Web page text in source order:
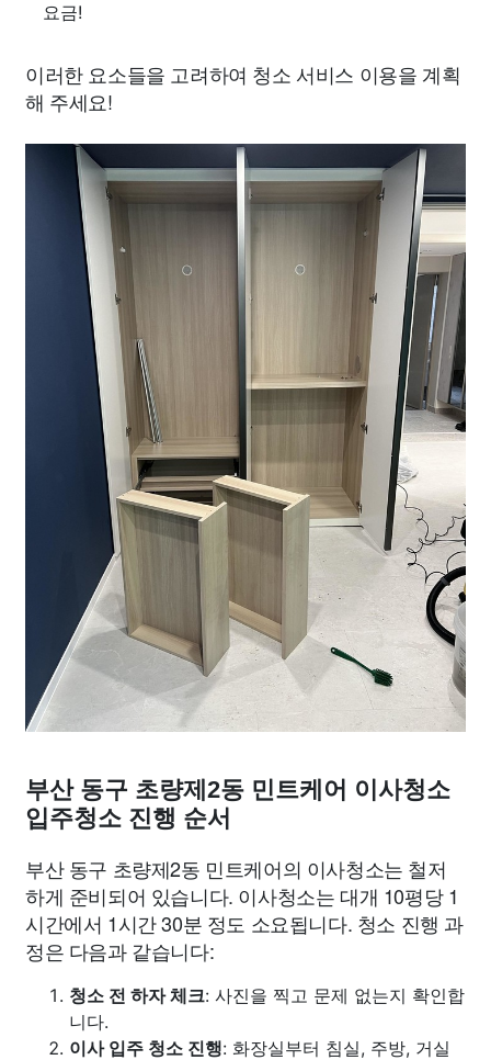
요금!
이러한 요소들을 고려하여 청소 서비스 이용을 계획
해 주세요!
부산 동구 초량제2동 민트케어 이사청소
입주청소 진행 순서
부산 동구 초량제2동 민트케어의 이사청소는 철저
하게 준비되어 있습니다. 이사청소는 대개 10평당 1
시간에서 1시간 30분 정도 소요됩니다. 청소 진행 과
정은 다음과 같습니다:
청소 전 하자 체크: 사진을 찍고 문제 없는지 확인합
니다.
이사 입주 청소 진행: 화장실부터 침실, 주방, 거실